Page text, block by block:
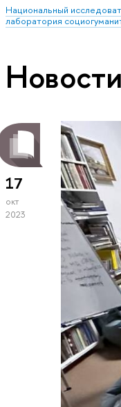
Национальный
лаборатория
Новости
17
окт
2023